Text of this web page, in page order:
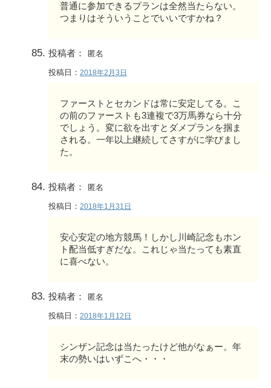
普通に参加できるプランは全然当たらない。
つまりはそういうことでいいですかね？
投稿者： 匿名
投稿日： 2018年2月3日
ファーストとセカンドは常に安定してる。こ
の前のファーストも3連複で3万馬券なら十分
でしょう。変に欲を出すとダメプランを掴ま
される。一年以上継続してさすがに学びまし
た。
投稿者： 匿名
投稿日： 2018年1月31日
安心安定の地方競馬！しかし川崎記念もホン
ト配当低すぎだな。これじゃ当たっても素直
に喜べない。
投稿者： 匿名
投稿日： 2018年1月12日
シンザン記念は当たったけど他がなぁー。年
末の勢いはいずこへ・・・